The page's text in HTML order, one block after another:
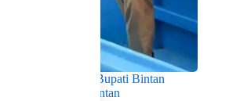
Kesejahteraan, Bupati Bintan
untuk Nelayan Bintan